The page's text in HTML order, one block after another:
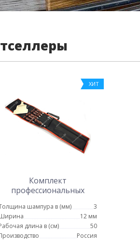
ХИТ
Комплект
профессиональных
кочергой № 2
шампура в (мм)
3
12 мм
длина в (см)
50
Россия